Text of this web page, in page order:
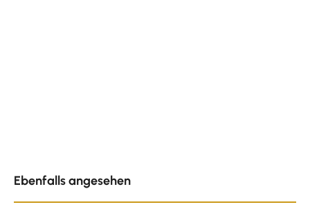
Ebenfalls angesehen